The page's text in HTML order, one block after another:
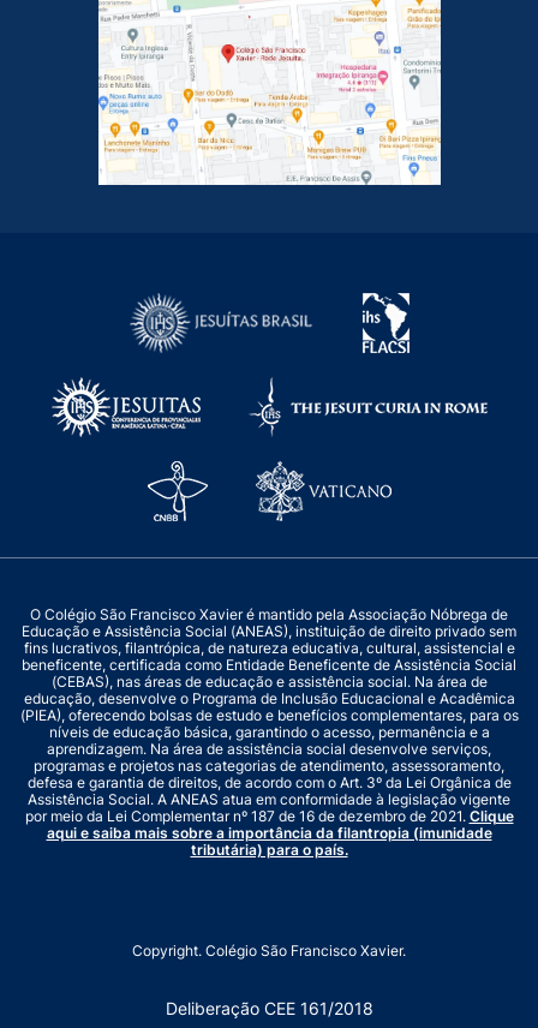
O Colégio São Francisco Xavier é mantido pela Associação Nóbrega de
Educação e Assistência Social (ANEAS), instituição de direito privado sem
fins lucrativos, filantrópica, de natureza educativa, cultural, assistencial e
beneficente, certificada como Entidade Beneficente de Assistência Social
(CEBAS), nas áreas de educação e assistência social. Na área de
educação, desenvolve o Programa de Inclusão Educacional e Acadêmica
(PIEA), oferecendo bolsas de estudo e benefícios complementares, para os
níveis de educação básica, garantindo o acesso, permanência e a
aprendizagem. Na área de assistência social desenvolve serviços,
programas e projetos nas categorias de atendimento, assessoramento,
defesa e garantia de direitos, de acordo com o Art. 3º da Lei Orgânica de
Assistência Social. A ANEAS atua em conformidade à legislação vigente
por meio da Lei Complementar nº 187 de 16 de dezembro de 2021. Clique
aqui e saiba mais sobre a importância da filantropia (imunidade
tributária) para o país.
Copyright. Colégio São Francisco Xavier.
Deliberação CEE 161/2018